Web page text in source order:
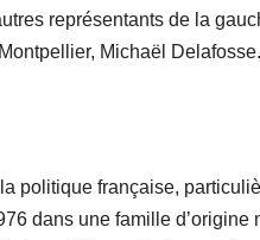
représentants de la
Michaël Delafosse.
politique française,
dans une famille